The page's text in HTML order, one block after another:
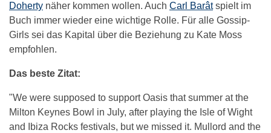
Doherty näher kommen wollen. Auch Carl Barâtspielt im
Buch immer wieder eine wichtige Rolle. Für alle Gossip-
Girls sei das Kapital über die Beziehung zu Kate Moss
empfohlen.
Das beste Zitat:
"We were supposed to support Oasis that summer at the
Milton Keynes Bowl in July, after playing the Isle of Wight
and Ibiza Rocks festivals, but we missed it. Mullord and the